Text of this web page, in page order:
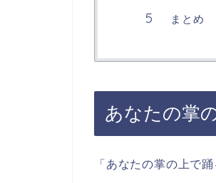
まとめ
あなたの掌
「あなたの掌の上で踊